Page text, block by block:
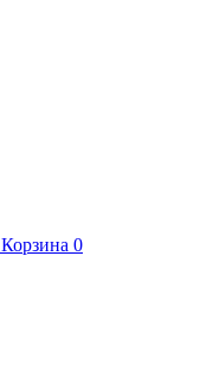
Корзина 0